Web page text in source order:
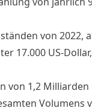
von 2022,
17.000 US-
von 1,2 Milliarden
Volumens